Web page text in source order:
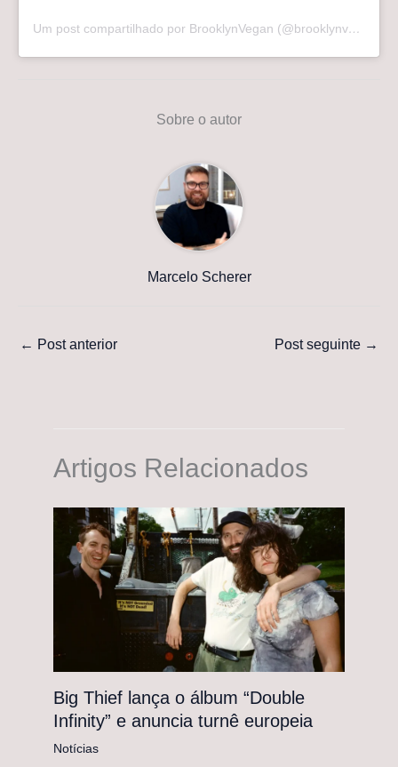
Um post compartilhado por BrooklynVegan (@brooklynvegan)
Sobre o autor
Marcelo Scherer
← Post anterior Post seguinte →
Artigos Relacionados
Big Thief lança o álbum “Double
Infinity” e anuncia turnê europeia
Notícias